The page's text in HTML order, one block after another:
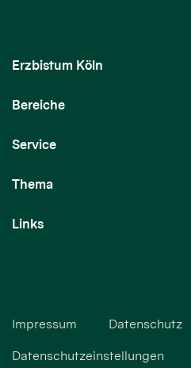
Erzbistum Köln
Bereiche
Service
Thema
Links
Impressum Datenschutz
Datenschutzeinstellungen